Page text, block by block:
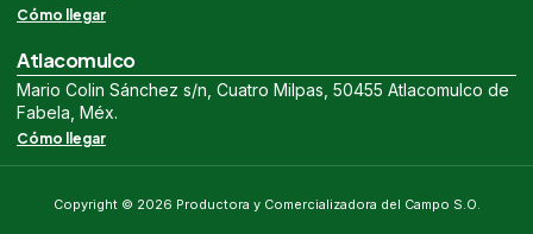
Cómo llegar
Atlacomulco
Mario Colin Sánchez s/n, Cuatro Milpas, 50455 Atlacomulco de
Fabela, Méx.
Cómo llegar
Copyright © 2026 Productora y Comercializadora del Campo S.O.